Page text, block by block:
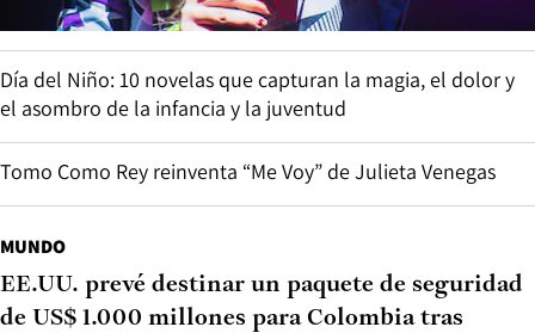
Día del Niño: 10 novelas que capturan la magia, el dolor y
el asombro de la infancia y la juventud
Tomo Como Rey reinventa “Me Voy” de Julieta Venegas
MUNDO
EE.UU. prevé destinar un paquete de seguridad
de US$ 1.000 millones para Colombia tras